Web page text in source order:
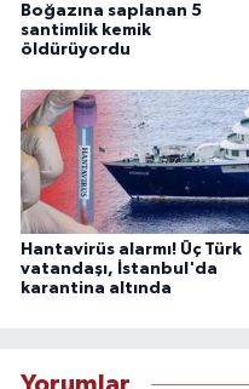
Boğazına saplanan 5
santimlik kemik
öldürüyordu
Hantavirüs alarmı! Üç Türk
vatandaşı, İstanbul'da
karantina altında